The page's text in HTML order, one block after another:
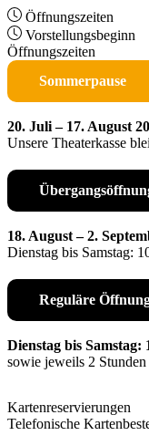
Öffnungszeiten
Vorstellungsbeginn
Öffnungszeiten
Sommerpause
20. Juli – 17. August
Unsere Theaterkasse
18. August – 2.
Dienstag bis Samstag:
Reguläre
Dienstag bis Samstag:
sowie jeweils 2
Kartenreservierungen
Telefonische